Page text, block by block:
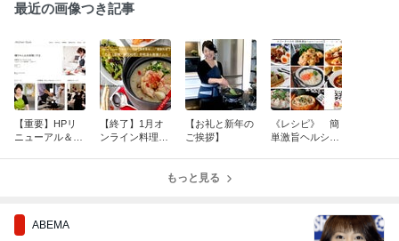
最近の画像つき記事
【重要】HPリ
ニューアル＆ブ
【終了】1月オ
ンライン料理教
【お礼と新年の
ご挨拶】
《レシピ》 簡
単激旨ヘルシー
もっと見る
ABEMA